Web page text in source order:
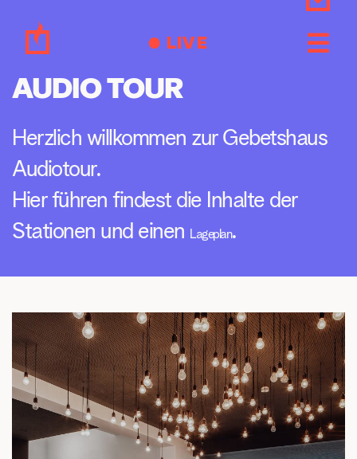
Inhalt
springen
LIVE
AUDIO TOUR
Herzlich willkommen zur Gebetshaus
Audiotour.
Hier führen findest die Inhalte der
Stationen und einen Lageplan.